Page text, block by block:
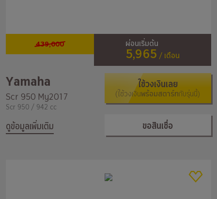
439,000 ผ่อนเริ่มต้น
5,965 / เดือน
Yamaha
Scr 950 My2017
Scr 950 / 942 cc
ดูข้อมูลเพิ่มเติม
ใช้วงเงินเลย
(ใช้วงเงินพร้อมสตาร์ทกับรุ่นนี้)
ขอสินเชื่อ